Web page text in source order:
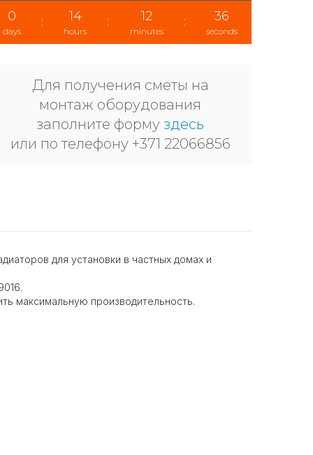
0
days
: 14
hours
: 12
minutes
: 35
seconds
Для получения сметы на
монтаж оборудования
заполните форму здесь
или по телефону +371 22066856
для установки в частных домах и
максимальную производительность.